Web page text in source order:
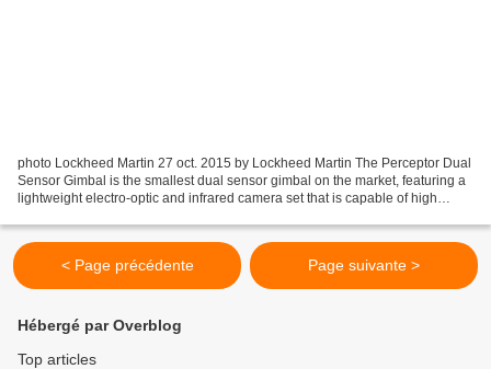
photo Lockheed Martin 27 oct. 2015 by Lockheed Martin The Perceptor Dual
Sensor Gimbal is the smallest dual sensor gimbal on the market, featuring a
lightweight electro-optic and infrared camera set that is capable of high
< Page précédente Page suivante >
Hébergé par Overblog
Top articles